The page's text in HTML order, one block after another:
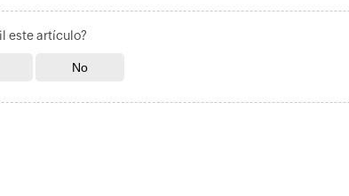
este artículo?